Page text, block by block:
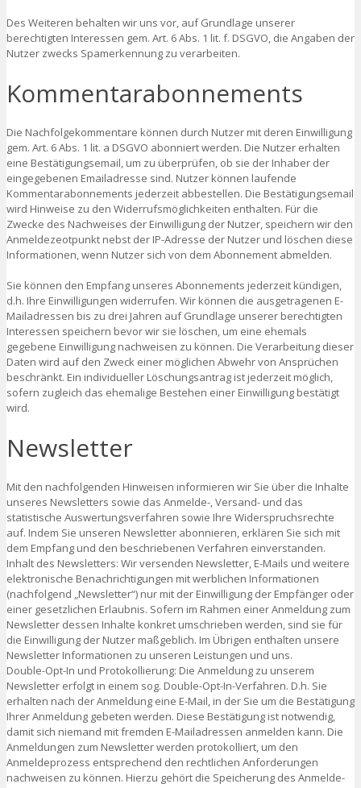
Des Weiteren behalten wir uns vor, auf Grundlage unserer
berechtigten Interessen gem. Art. 6 Abs. 1 lit. f. DSGVO, die Angaben der
Nutzer zwecks Spamerkennung zu verarbeiten.
Kommentarabonnements
Die Nachfolgekommentare können durch Nutzer mit deren Einwilligung
gem. Art. 6 Abs. 1 lit. a DSGVO abonniert werden. Die Nutzer erhalten
eine Bestätigungsemail, um zu überprüfen, ob sie der Inhaber der
eingegebenen Emailadresse sind. Nutzer können laufende
Kommentarabonnements jederzeit abbestellen. Die Bestätigungsemail
wird Hinweise zu den Widerrufsmöglichkeiten enthalten. Für die
Zwecke des Nachweises der Einwilligung der Nutzer, speichern wir den
Anmeldezeotpunkt nebst der IP-Adresse der Nutzer und löschen diese
Informationen, wenn Nutzer sich von dem Abonnement abmelden.
Sie können den Empfang unseres Abonnements jederzeit kündigen,
d.h. Ihre Einwilligungen widerrufen. Wir können die ausgetragenen E-
Mailadressen bis zu drei Jahren auf Grundlage unserer berechtigten
Interessen speichern bevor wir sie löschen, um eine ehemals
gegebene Einwilligung nachweisen zu können. Die Verarbeitung dieser
Daten wird auf den Zweck einer möglichen Abwehr von Ansprüchen
beschränkt. Ein individueller Löschungsantrag ist jederzeit möglich,
sofern zugleich das ehemalige Bestehen einer Einwilligung bestätigt
wird.
Newsletter
Mit den nachfolgenden Hinweisen informieren wir Sie über die Inhalte
unseres Newsletters sowie das Anmelde-, Versand- und das
statistische Auswertungsverfahren sowie Ihre Widerspruchsrechte
auf. Indem Sie unseren Newsletter abonnieren, erklären Sie sich mit
dem Empfang und den beschriebenen Verfahren einverstanden.
Inhalt des Newsletters: Wir versenden Newsletter, E-Mails und weitere
elektronische Benachrichtigungen mit werblichen Informationen
(nachfolgend „Newsletter“) nur mit der Einwilligung der Empfänger oder
einer gesetzlichen Erlaubnis. Sofern im Rahmen einer Anmeldung zum
Newsletter dessen Inhalte konkret umschrieben werden, sind sie für
die Einwilligung der Nutzer maßgeblich. Im Übrigen enthalten unsere
Newsletter Informationen zu unseren Leistungen und uns.
Double-Opt-In und Protokollierung: Die Anmeldung zu unserem
Newsletter erfolgt in einem sog. Double-Opt-In-Verfahren. D.h. Sie
erhalten nach der Anmeldung eine E-Mail, in der Sie um die Bestätigung
Ihrer Anmeldung gebeten werden. Diese Bestätigung ist notwendig,
damit sich niemand mit fremden E-Mailadressen anmelden kann. Die
Anmeldungen zum Newsletter werden protokolliert, um den
Anmeldeprozess entsprechend den rechtlichen Anforderungen
nachweisen zu können. Hierzu gehört die Speicherung des Anmelde-